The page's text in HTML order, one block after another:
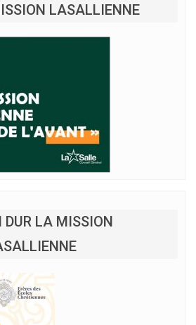
LASALLIENNE
DUR LA MISSION